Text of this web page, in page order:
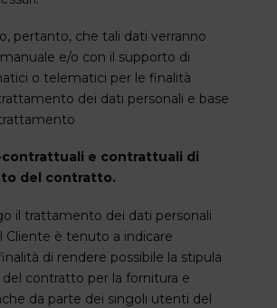
pertanto, che tali dati verranno
e/o con il supporto di
o telematici per le finalità
dei dati personali e base
contrattuali e contrattuali di
del contratto.
il trattamento dei dati personali
Cliente è tenuto a indicare
di rendere possibile la stipula
contratto per la fornitura e
da parte dei singoli utenti del